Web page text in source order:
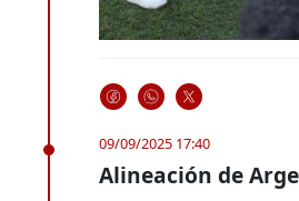
09/09/2025 17:40
Alineación de